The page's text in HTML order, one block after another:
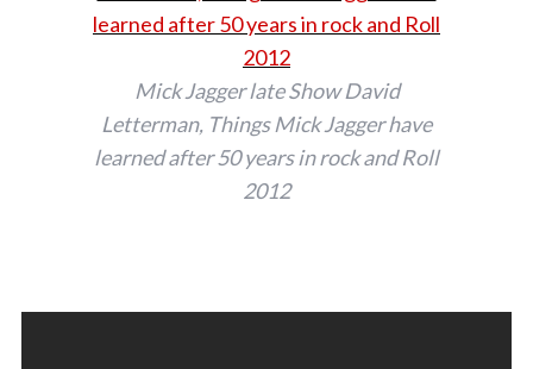
Mick Jagger late Show David
Letterman, Things Mick Jagger have
learned after 50 years in rock and Roll
2012